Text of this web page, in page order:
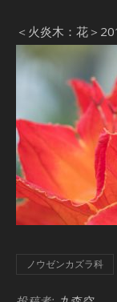
＜火炎木：花＞
ノウゼンカズラ科